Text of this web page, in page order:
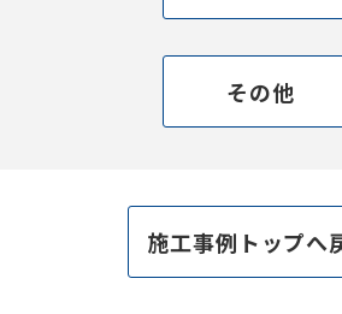
その他
施工事例トップへ